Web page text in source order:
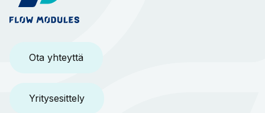
Ota yhteyttä
Yritysesittely